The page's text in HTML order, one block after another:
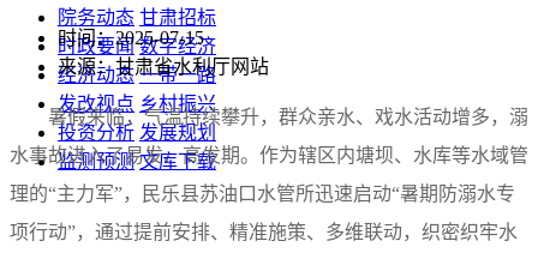
院务动态 甘肃招标
时政要闻 数字经济
经济动态 一带一路
发改视点 乡村振兴
投资分析 发展规划
监测预测 文库下载
时间：2025-07-15
来源：甘肃省水利厅网站
暑假来临，气温持续攀升，群众亲水、戏水活动增多，溺
水事故进入了易发、高发期。作为辖区内塘坝、水库等水域管
理的“主力军”，民乐县苏油口水管所迅速启动“暑期防溺水专
项行动”，通过提前安排、精准施策、多维联动，织密织牢水